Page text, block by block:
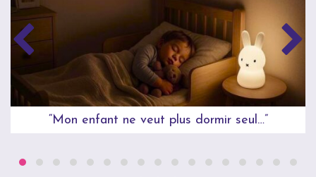
“Mon enfant ne veut plus dormir seul…”